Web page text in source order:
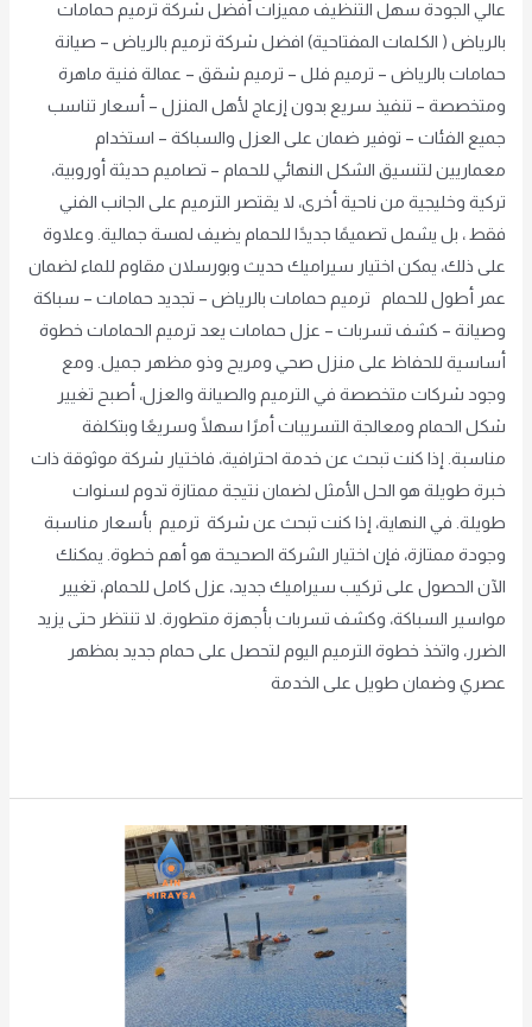
عالي الجودة سهل التنظيف مميزات أفضل شركة ترميم حمامات
بالرياض ( الكلمات المفتاحية) افضل شركة ترميم بالرياض – صيانة
حمامات بالرياض – ترميم فلل – ترميم شقق – عمالة فنية ماهرة
ومتخصصة – تنفيذ سريع بدون إزعاج لأهل المنزل – أسعار تناسب
جميع الفئات – توفير ضمان على العزل والسباكة – استخدام
معماريين لتنسيق الشكل النهائي للحمام – تصاميم حديثة أوروبية،
تركية وخليجية من ناحية أخرى، لا يقتصر الترميم على الجانب الفني
فقط ، بل يشمل تصميمًا جديدًا للحمام يضيف لمسة جمالية. وعلاوة
على ذلك، يمكن اختيار سيراميك حديث وبورسلان مقاوم للماء لضمان
عمر أطول للحمام ترميم حمامات بالرياض – تجديد حمامات – سباكة
وصيانة – كشف تسربات – عزل حمامات يعد ترميم الحمامات خطوة
أساسية للحفاظ على منزل صحي ومريح وذو مظهر جميل. ومع
وجود شركات متخصصة في الترميم والصيانة والعزل، أصبح تغيير
شكل الحمام ومعالجة التسريبات أمرًا سهلًا وسريعًا وبتكلفة
مناسبة. إذا كنت تبحث عن خدمة احترافية، فاختيار شركة موثوقة ذات
خبرة طويلة هو الحل الأمثل لضمان نتيجة ممتازة تدوم لسنوات
طويلة. في النهاية، إذا كنت تبحث عن شركة ترميم بأسعار مناسبة
وجودة ممتازة، فإن اختيار الشركة الصحيحة هو أهم خطوة. يمكنك
الآن الحصول على تركيب سيراميك جديد، عزل كامل للحمام، تغيير
مواسير السباكة، وكشف تسربات بأجهزة متطورة. لا تنتظر حتى يزيد
الضرر، واتخذ خطوة الترميم اليوم لتحصل على حمام جديد بمظهر
عصري وضمان طويل على الخدمة